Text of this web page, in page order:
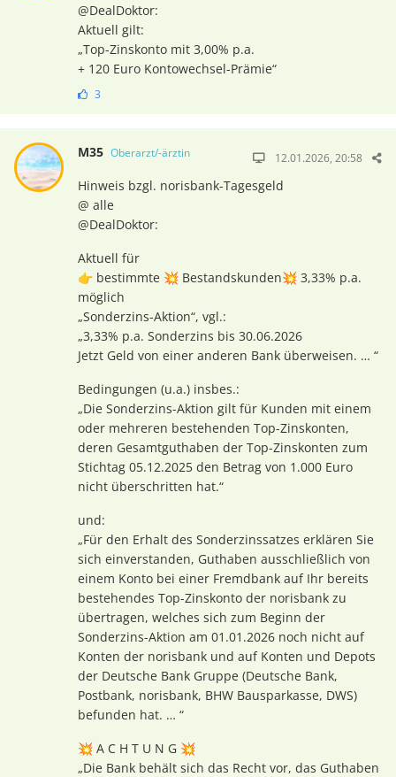
@DealDoktor:
Aktuell gilt:
„Top-Zinskonto mit 3,00% p.a.
+ 120 Euro Kontowechsel-Prämie“
3
M35 Oberarzt/-ärztin 12.01.2026, 20:58
Hinweis bzgl. norisbank-Tagesgeld
@ alle
@DealDoktor:
Aktuell für
👉 bestimmte 💥 Bestandskunden💥 3,33% p.a.
möglich
„Sonderzins-Aktion“, vgl.:
„3,33% p.a. Sonderzins bis 30.06.2026
Jetzt Geld von einer anderen Bank überweisen. … “
Bedingungen (u.a.) insbes.:
„Die Sonderzins-Aktion gilt für Kunden mit einem
oder mehreren bestehenden Top-Zinskonten,
deren Gesamtguthaben der Top-Zinskonten zum
Stichtag 05.12.2025 den Betrag von 1.000 Euro
nicht überschritten hat.“
und:
„Für den Erhalt des Sonderzinssatzes erklären Sie
sich einverstanden, Guthaben ausschließlich von
einem Konto bei einer Fremdbank auf Ihr bereits
bestehendes Top-Zinskonto der norisbank zu
übertragen, welches sich zum Beginn der
Sonderzins-Aktion am 01.01.2026 noch nicht auf
Konten der norisbank und auf Konten und Depots
der Deutsche Bank Gruppe (Deutsche Bank,
Postbank, norisbank, BHW Bausparkasse, DWS)
befunden hat. … “
💥 A C H T U N G 💥
„Die Bank behält sich das Recht vor, das Guthaben